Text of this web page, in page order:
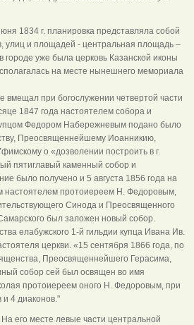
1834 г. планировка представляла собой
улиц и площадей - центральная площадь –
городе уже была церковь Казанской иконы
на месте нынешнего мемориала
вмещал при богослужении четвертой части
1847 года настоятелем собора и
Федором Набережневым подано было
Преосвященнейшему Иоанникию,
о «дозволении построить в г.
пятиглавый каменный собор и
было получено и 5 августа 1856 года на
протоиереем H. Федоровым,
Синода и Преосвященного
был заложен новый собор.
елабужского 1-й гильдии купца Ивана Ив.
церкви. «15 сентября 1866 года, по
Преосвященнейшего Герасима,
собор сей был освящен во имя
протоиереем оного H. Федоровым, при
4 диаконов."
его месте левые части центральной